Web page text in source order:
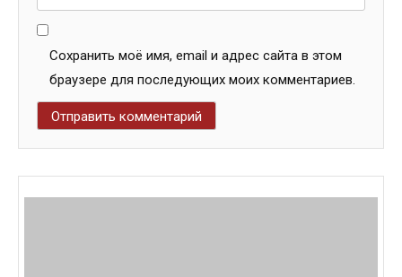
Сохранить моё имя, email и адрес сайта в этом
браузере для последующих моих комментариев.